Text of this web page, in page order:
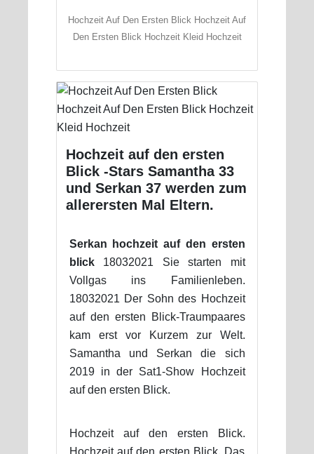
Hochzeit Auf Den Ersten Blick Hochzeit Auf
Den Ersten Blick Hochzeit Kleid Hochzeit
Hochzeit auf den ersten
Blick -Stars Samantha 33
und Serkan 37 werden zum
allerersten Mal Eltern.
Serkan hochzeit auf den ersten
blick18032021 Sie starten mit
Vollgas ins Familienleben.
18032021 Der Sohn des Hochzeit
auf den ersten Blick-Traumpaares
kam erst vor Kurzem zur Welt.
Samantha und Serkan die sich
2019 in der Sat1-Show Hochzeit
auf den ersten Blick.
Hochzeit auf den ersten Blick.
Hochzeit auf den ersten Blick. Das